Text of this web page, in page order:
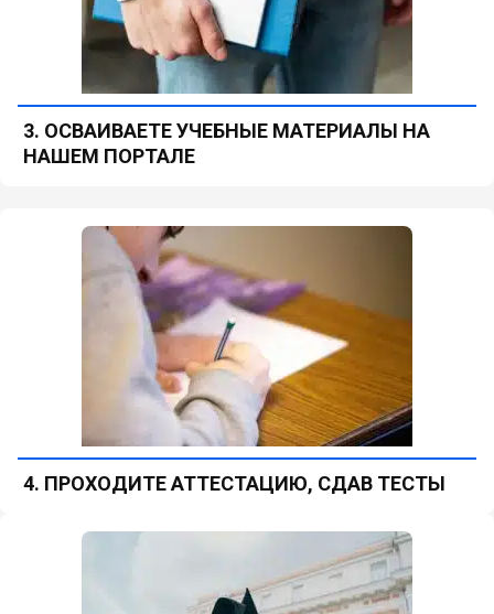
3. ОСВАИВАЕТЕ УЧЕБНЫЕ МАТЕРИАЛЫ НА
НАШЕМ ПОРТАЛЕ
4. ПРОХОДИТЕ АТТЕСТАЦИЮ, СДАВ ТЕСТЫ